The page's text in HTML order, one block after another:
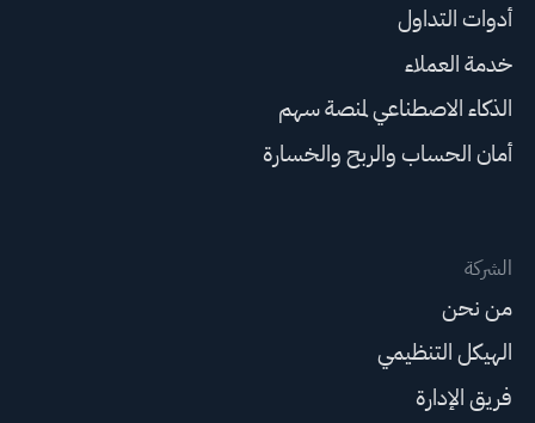
أدوات التداول
خدمة العملاء
الذكاء الاصطناعي لمنصة سهم
أمان الحساب والربح والخسارة
الشركة
من نحن
الهيكل التنظيمي
فريق الإدارة